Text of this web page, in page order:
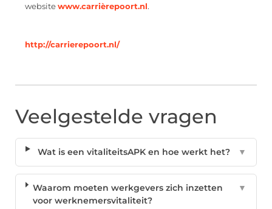
website www.carrièrepoort.nl.
http://carrierepoort.nl/
Veelgestelde vragen
Wat is een vitaliteitsAPK en hoe werkt het? ▼
Waarom moeten werkgevers zich inzetten
voor werknemersvitaliteit?
▼